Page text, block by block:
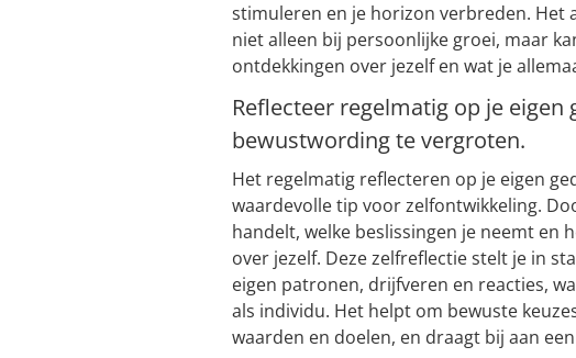
stimuleren en je horizon verbreden. Het
niet alleen bij persoonlijke groei, maar
ontdekkingen over jezelf en wat je
Reflecteer regelmatig op je
bewustwording te vergroten.
Het regelmatig reflecteren op je eigen
waardevolle tip voor zelfontwikkeling.
handelt, welke beslissingen je neemt en
over jezelf. Deze zelfreflectie stelt je in
eigen patronen, drijfveren en reacties,
als individu. Het helpt om bewuste
waarden en doelen, en draagt bij aan